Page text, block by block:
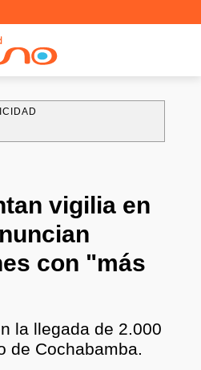
vigilia en
con "más
la llegada de 2.000
de Cochabamba.